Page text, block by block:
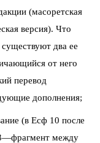
(масоретская
версия). Что
существуют два ее
от него
перевод
дополнения;
(в Есф 10 после
между